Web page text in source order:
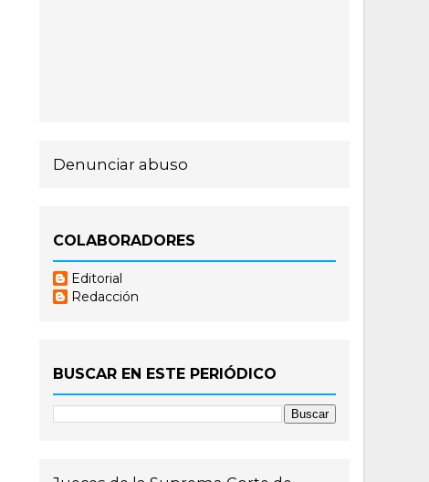
Denunciar abuso
COLABORADORES
Editorial
Redacción
BUSCAR EN ESTE PERIÓDICO